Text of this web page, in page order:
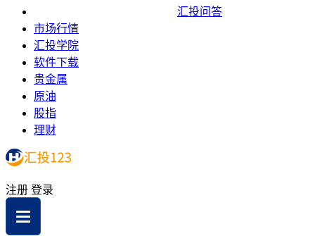
汇投问答
市场行情
汇投学院
软件下载
贵金属
原油
股指
理财
注册 登录